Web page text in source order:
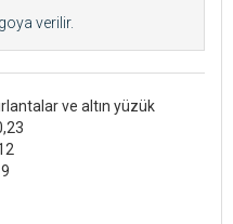
verilir.
ve altın yüzük